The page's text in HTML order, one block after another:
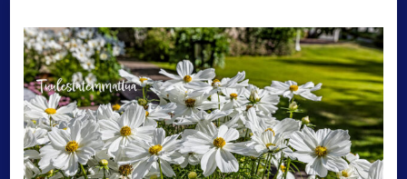
Tuulestatemmattua